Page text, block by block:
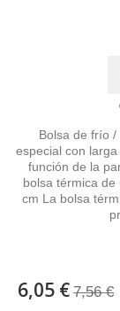
Bolsa de frío
especial con
función de la
bolsa térmica
cm La bolsa
6,05 € 7,56 €